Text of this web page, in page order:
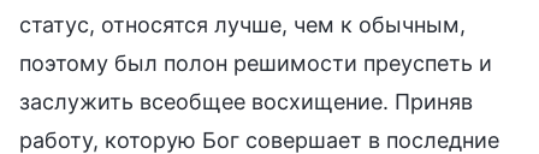
статус, относятся лучше, чем к обычным,
поэтому был полон решимости преуспеть и
заслужить всеобщее восхищение. Приняв
работу, которую Бог совершает в последние